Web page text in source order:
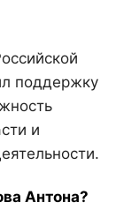
поддержку
и
Антона?